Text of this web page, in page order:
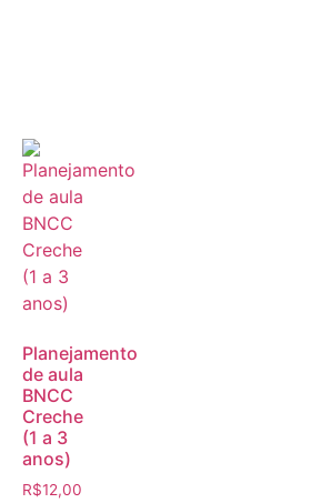
Planejamento
de aula
BNCC
Creche
(1 a 3
anos)
R$12,00